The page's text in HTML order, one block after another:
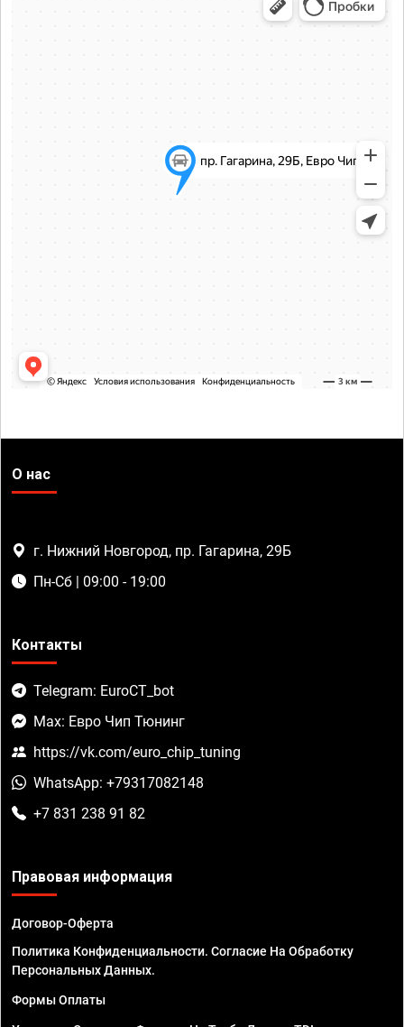
О нас
г. Нижний Новгород, пр. Гагарина, 29Б
Пн-Сб | 09:00 - 19:00
Контакты
Telegram: EuroCT_bot
Max: Евро Чип Тюнинг
https://vk.com/euro_chip_tuning
WhatsApp: +79317082148
+7 831 238 91 82
Правовая информация
Договор-Оферта
Политика Конфиденциальности. Согласие На Обработку
Персональных Данных.
Формы Оплаты